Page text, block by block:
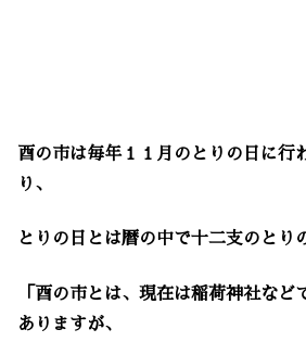
酉の市は毎年１１月のとりの日に行
り、
とりの日とは暦の中で十二支のとり
「酉の市とは、現在は稲荷神社など
ありますが、